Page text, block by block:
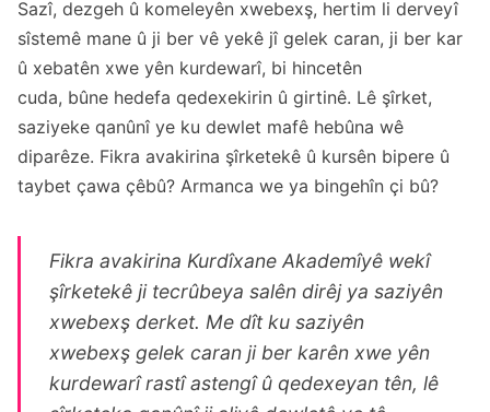
Sazî, dezgeh û komeleyên xwebexş, hertim li derveyî
sîstemê mane û ji ber vê yekê jî gelek caran, ji ber kar
û xebatên xwe yên kurdewarî, bi hincetên
cuda, bûne hedefa qedexekirin û girtinê. Lê şîrket,
saziyeke qanûnî ye ku dewlet mafê hebûna wê
diparêze. Fikra avakirina şîrketekê û kursên bipere û
taybet çawa çêbû? Armanca we ya bingehîn çi bû?
Fikra avakirina Kurdîxane Akademîyê wekî
şîrketekê ji tecrûbeya salên dirêj ya saziyên
xwebexş derket. Me dît ku saziyên
xwebexş gelek caran ji ber karên xwe yên
kurdewarî rastî astengî û qedexeyan tên, lê